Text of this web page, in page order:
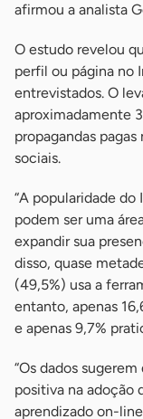
afirmou a analista
O estudo revelou
perfil ou página no
entrevistados. O
aproximadamente
propagandas
sociais.
“A popularidade do
podem ser uma
expandir sua
disso, quase
(49,5%) usa a
entanto, apenas
e apenas 9,7%
“Os dados
positiva na adoção
aprendizado on-